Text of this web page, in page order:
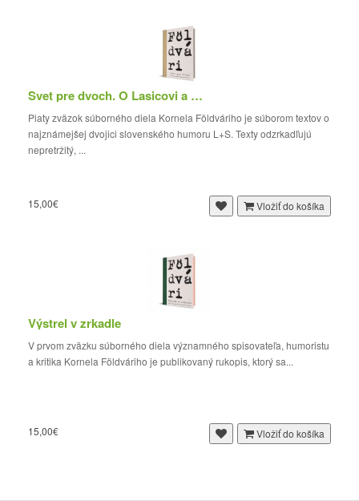
Svet pre dvoch. O Lasicovi a Satinskom
Piaty zväzok súborného diela Kornela Földváriho je súborom textov o
najznámejšej dvojici slovenského humoru L+S. Texty odzrkadľujú
nepretržitý, ...
15,00€ Vložiť do košíka
Výstrel v zrkadle
V prvom zväzku súborného diela významného spisovateľa, humoristu
a kritika Kornela Földváriho je publikovaný rukopis, ktorý sa...
15,00€ Vložiť do košíka